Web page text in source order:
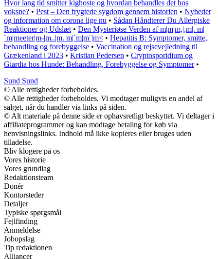
Hvor lang tid smitter kighoste og hvordan behandles det hos
voksne? • Pest – Den frygtede sygdom gennem historien • Nyheder
og information om corona lige nu • Sådan Håndterer Du Allergiske
Reaktioner og Udslæt • Den Mysteriøse Verden af m|m|m,|,m|. m|
¨m|meeter|m-|m..|m. m|´m|m¨|m< • Hepatitis B: Symptomer, smitte,
behandling og forebyggelse • Vaccination og rejsevejledning til
Grækenland i 2023 • Kristian Pedersen • Cryptosporidium og
Giardia hos Hunde: Behandling, Forebyggelse og Symptomer•
Sund Sund
© Alle rettigheder forbeholdes.
© Alle rettigheder forbeholdes. Vi modtager muligvis en andel af
salget, når du handler via links på siden.
© Alt materiale på denne side er ophavsretligt beskyttet. Vi deltager i
affiliateprogrammer og kan modtage betaling for køb via
henvisningslinks. Indhold må ikke kopieres eller bruges uden
tilladelse.
Bliv klogere på os
Vores historie
Vores grundlag
Redaktionsteam
Donér
Kontorsteder
Detaljer
Typiske spørgsmål
Fejlfinding
Anmeldelse
Jobopslag
Tip redaktionen
Alliancer